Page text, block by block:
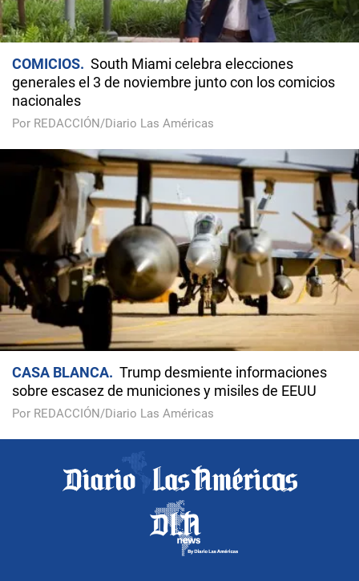
COMICIOS
South Miami celebra elecciones
generales el 3 de noviembre junto con los comicios
nacionales
Por REDACCIÓN/Diario Las Américas
CASA BLANCA
Trump desmiente informaciones
sobre escasez de municiones y misiles de EEUU
Por REDACCIÓN/Diario Las Américas